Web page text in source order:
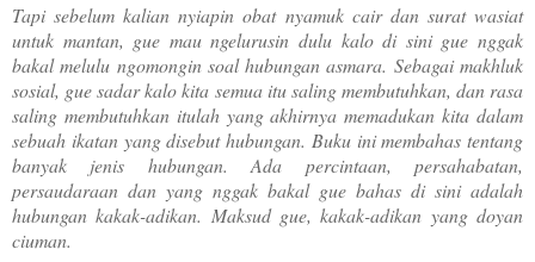
Tapi sebelum kalian nyiapin obat nyamuk cair dan surat wasiat
untuk mantan, gue mau ngelurusin dulu kalo di sini gue nggak
bakal melulu ngomongin soal hubungan asmara. Sebagai makhluk
sosial, gue sadar kalo kita semua itu saling membutuhkan, dan rasa
saling membutuhkan itulah yang akhirnya memadukan kita dalam
sebuah ikatan yang disebut hubungan. Buku ini membahas tentang
banyak jenis hubungan. Ada percintaan, persahabatan,
persaudaraan dan yang nggak bakal gue bahas di sini adalah
hubungan kakak-adikan. Maksud gue, kakak-adikan yang doyan
ciuman.